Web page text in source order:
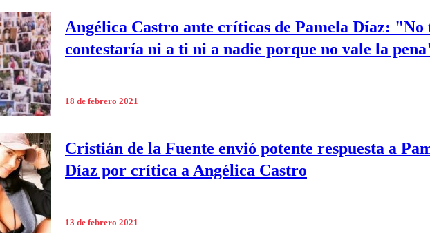
Angélica Castro ante críticas de Pamela Díaz: "No
contestaría ni a ti ni a nadie porque no vale la
18 de febrero 2021
Cristián de la Fuente envió potente respuesta a
Díaz por crítica a Angélica Castro
13 de febrero 2021